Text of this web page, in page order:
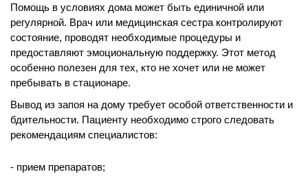
Помощь в условиях дома может быть единичной или
регулярной. Врач или медицинская сестра контролируют
состояние, проводят необходимые процедуры и
предоставляют эмоциональную поддержку. Этот метод
особенно полезен для тех, кто не хочет или не может
пребывать в стационаре.
Вывод из запоя на дому требует особой ответственности и
бдительности. Пациенту необходимо строго следовать
рекомендациям специалистов:
прием препаратов;